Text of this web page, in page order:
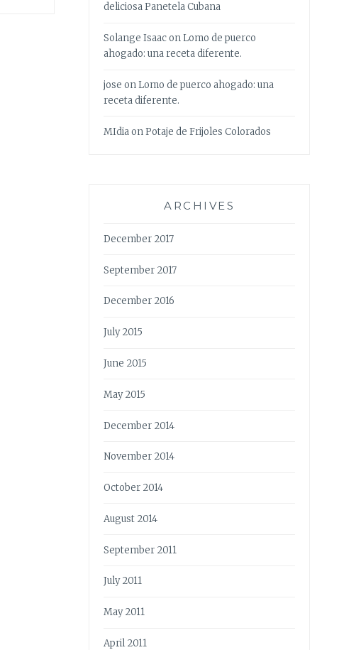
deliciosa Panetela Cubana
Solange IsaaconLomo de puerco
ahogado: una receta diferente.
jose onLomo de puerco ahogado: una
receta diferente.
MIdiaonPotaje de Frijoles Colorados
ARCHIVES
December 2017
September 2017
December 2016
July 2015
June 2015
May 2015
December 2014
November 2014
October 2014
August 2014
September 2011
July 2011
May 2011
April 2011